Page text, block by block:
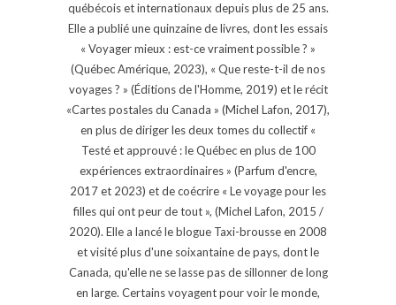
québécois et internationaux depuis plus de 25 ans.
Elle a publié une quinzaine de livres, dont les essais
« Voyager mieux : est-ce vraiment possible ? »
(Québec Amérique, 2023), « Que reste-t-il de nos
voyages ? » (Éditions de l'Homme, 2019) et le récit
«Cartes postales du Canada » (Michel Lafon, 2017),
en plus de diriger les deux tomes du collectif «
Testé et approuvé : le Québec en plus de 100
expériences extraordinaires » (Parfum d'encre,
2017 et 2023) et de coécrire « Le voyage pour les
filles qui ont peur de tout », (Michel Lafon, 2015 /
2020). Elle a lancé le blogue Taxi-brousse en 2008
et visité plus d'une soixantaine de pays, dont le
Canada, qu'elle ne se lasse pas de sillonner de long
en large. Certains voyagent pour voir le monde,